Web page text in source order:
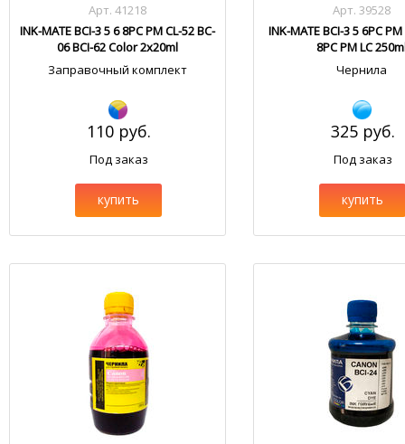
Арт. 41218
INK-MATE BCI-3 5 6 8PC PM CL-52 BC-
06 BCI-62 Color 2x20ml
Заправочный комплект
110 руб.
Под заказ
купить
Арт. 39528
INK-MATE BCI-3 5 6PC PM
8PC PM LC
Чернила
325 руб.
Под заказ
купить